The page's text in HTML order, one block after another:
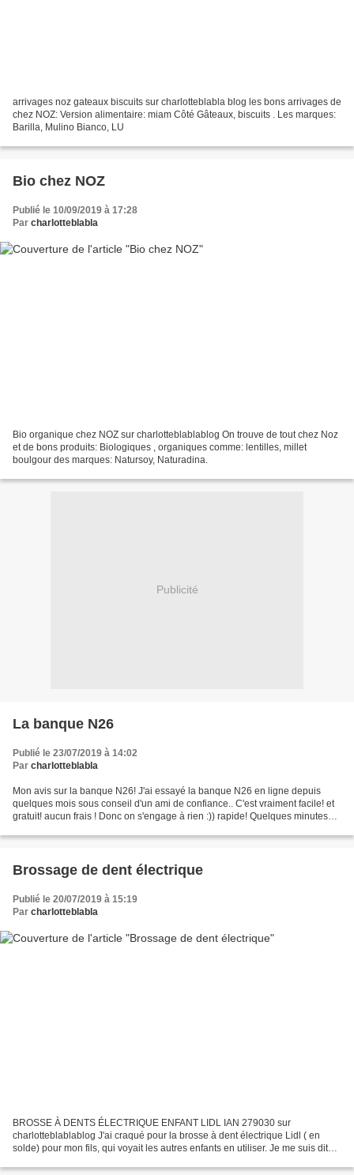
arrivages noz gateaux biscuits sur charlotteblabla blog les bons arrivages de
chez NOZ: Version alimentaire: miam Côté Gâteaux, biscuits . Les marques:
Barilla, Mulino Bianco, LU
Bio chez NOZ
Publié le 10/09/2019 à 17:28
Par charlotteblabla
Bio organique chez NOZ sur charlotteblablablog On trouve de tout chez Noz
et de bons produits: Biologiques , organiques comme: lentilles, millet
boulgour des marques: Natursoy, Naturadina.
Publicité
La banque N26
Publié le 23/07/2019 à 14:02
Par charlotteblabla
Mon avis sur la banque N26! J'ai essayé la banque N26 en ligne depuis
quelques mois sous conseil d'un ami de confiance.. C'est vraiment facile! et
gratuit! aucun frais ! Donc on s'engage à rien :)) rapide! Quelques minutes
Brossage de dent électrique
Publié le 20/07/2019 à 15:19
Par charlotteblabla
BROSSE À DENTS ÉLECTRIQUE ENFANT LIDL IAN 279030 sur
charlotteblablablog J'ai craqué pour la brosse à dent électrique Lidl ( en
solde) pour mon fils, qui voyait les autres enfants en utiliser. Je me suis dit